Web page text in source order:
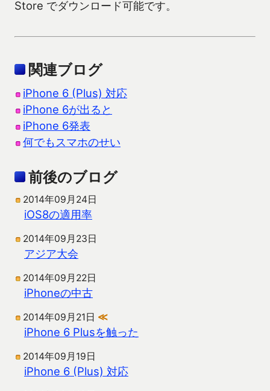
Store でダウンロード可能です。
関連ブログ
iPhone 6 (Plus) 対応
iPhone 6が出ると
iPhone 6発表
何でもスマホのせい
前後のブログ
2014年09月24日
iOS8の適用率
2014年09月23日
アジア大会
2014年09月22日
iPhoneの中古
2014年09月21日 ≪
iPhone 6 Plusを触った
2014年09月19日
iPhone 6 (Plus) 対応